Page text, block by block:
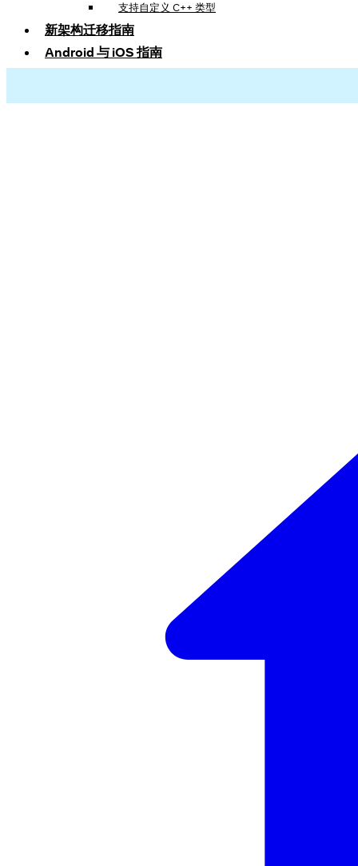
支持自定义 C++ 类型
新架构迁移指南
Android 与 iOS 指南